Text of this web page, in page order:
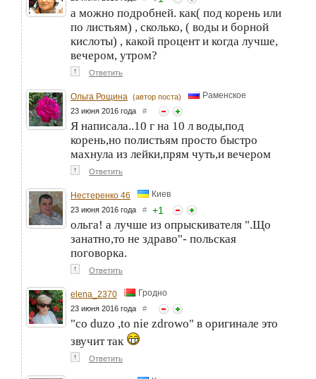
а можно подробней. как( под корень или
по листьям) , сколько, ( воды и борной
кислоты) , какой процент и когда лучше,
вечером, утром?
↑ Ответить
Ольга Рощина (автор поста) Раменское
23 июня 2016 года #
Я написала..10 г на 10 л воды,под
корень,но полистьям просто быстро
махнула из лейки,прям чуть,и вечером
↑ Ответить
Нестеренко 46 Киев
23 июня 2016 года # +1
ольга! а лучше из опрыскивателя ".Що
занатно,то не здраво"- польская
поговорка.
↑ Ответить
elena_2370 Гродно
23 июня 2016 года #
"co duzo ,to nie zdrowo" в оригинале это
звучит так
↑ Ответить